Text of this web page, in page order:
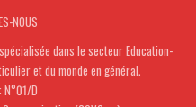
NOUS
dans le secteur Education-
et du monde en général.
N°01/D